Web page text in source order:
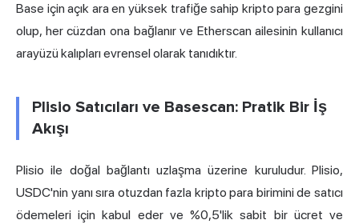
Base için açık ara en yüksek trafiğe sahip kripto para gezgini
olup, her cüzdan ona bağlanır ve Etherscan ailesinin kullanıcı
arayüzü kalıpları evrensel olarak tanıdıktır.
Plisio Satıcıları ve Basescan: Pratik Bir İş
Akışı
Plisio ile doğal bağlantı uzlaşma üzerine kuruludur. Plisio,
USDC'nin yanı sıra otuzdan fazla kripto para birimini de satıcı
ödemeleri için kabul eder ve %0,5'lik sabit bir ücret ve